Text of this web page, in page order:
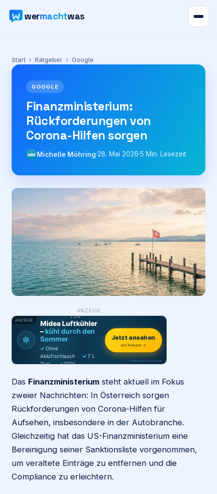
wermachtwas
Karte
News
Ratgeber
Werbung
Login
Firma eintragen
Start › Ratgeber › Google
GOOGLE
Finanzministerium:
Rückforderungen von
Corona-Hilfen sorgen
MM Michelle Möhring·28. Mai 2026·5 Min. Lesezeit
ANZEIGE
ANZEIGE
❄
PRODUKT-
TIPP
Midea Luftkühler
–kühl durch den
Sommer
✓ Ohne
Abluftschlauch · ✓ 7 L
Tank · ✓2000
Jetzt ansehen
auf Amazon →
* Amazon-Partnerlink
Das Finanzministerium steht aktuell im Fokus
zweier Nachrichten: In Österreich sorgen
Rückforderungen von Corona-Hilfen für
Aufsehen, insbesondere in der Autobranche.
Gleichzeitig hat das US-Finanzministerium eine
Bereinigung seiner Sanktionsliste vorgenommen,
um veraltete Einträge zu entfernen und die
Compliance zu erleichtern.